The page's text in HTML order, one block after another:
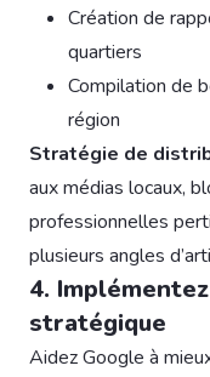
Création de
quartiers
Compilation de
région
Stratégie de
aux médias locaux,
professionnelles
plusieurs angles
4.
stratégique
Aidez Google à